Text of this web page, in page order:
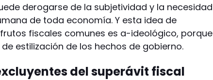
derogarse de la subjetividad y la necesidad
de toda economía. Y esta idea de
fiscales comunes es a-ideológico, porque
estilización de los hechos de gobierno.
del superávit fiscal